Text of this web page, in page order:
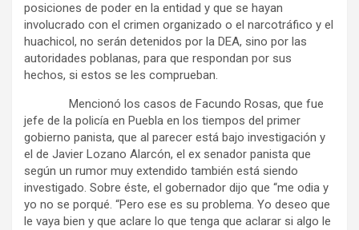
posiciones de poder en la entidad y que se hayan
involucrado con el crimen organizado o el narcotráfico y el
huachicol, no serán detenidos por la DEA, sino por las
autoridades poblanas, para que respondan por sus
hechos, si estos se les comprueban.
Mencionó los casos de Facundo Rosas, que fue
jefe de la policía en Puebla en los tiempos del primer
gobierno panista, que al parecer está bajo investigación y
el de Javier Lozano Alarcón, el ex senador panista que
según un rumor muy extendido también está siendo
investigado. Sobre éste, el gobernador dijo que “me odia y
yo no se porqué. “Pero ese es su problema. Yo deseo que
le vaya bien y que aclare lo que tenga que aclarar si algo le